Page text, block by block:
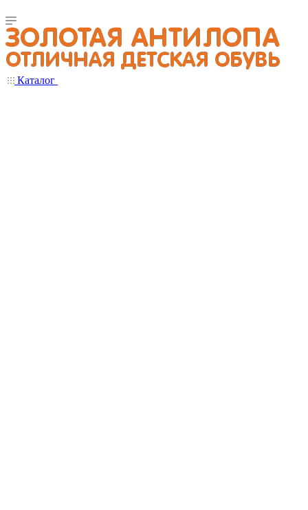
Каталог